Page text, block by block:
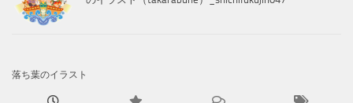
落ち葉のイラスト